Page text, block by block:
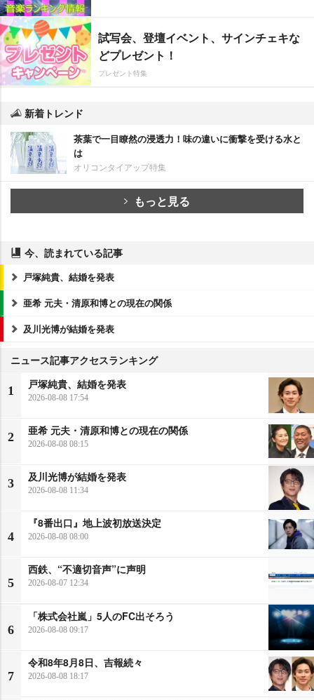
試写会、登壇イベント、サインチェキな
どプレゼント！
プレゼント特集
新着トレンド
茶葉で一目瞭然の浸透力！味の違いに衝撃を受ける水と
は
オリコンタイアップ特集
もっと見る
今、読まれている記事
戸塚純貴、結婚を発表
亜希 元夫・清原和博との現在の関係
及川光博が結婚を発表
ニュース記事アクセスランキング
1
戸塚純貴、結婚を発表
2026-08-08 17:54
2
亜希 元夫・清原和博との現在の関係
2026-08-08 08:15
3
及川光博が結婚を発表
2026-08-08 11:34
4
『8番出口』地上波初放送決定
2026-08-08 08:00
5
西鉄、“不適切音声”に声明
2026-08-07 12:34
6
「株式会社嵐」5人のFC出そろう
2026-08-08 09:17
7
令和8年8月8日、吉報続々
2026-08-08 18:17